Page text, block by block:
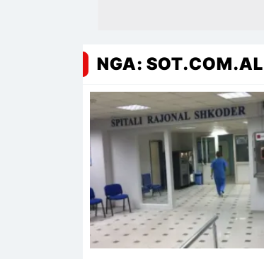
NGA: SOT.COM.AL